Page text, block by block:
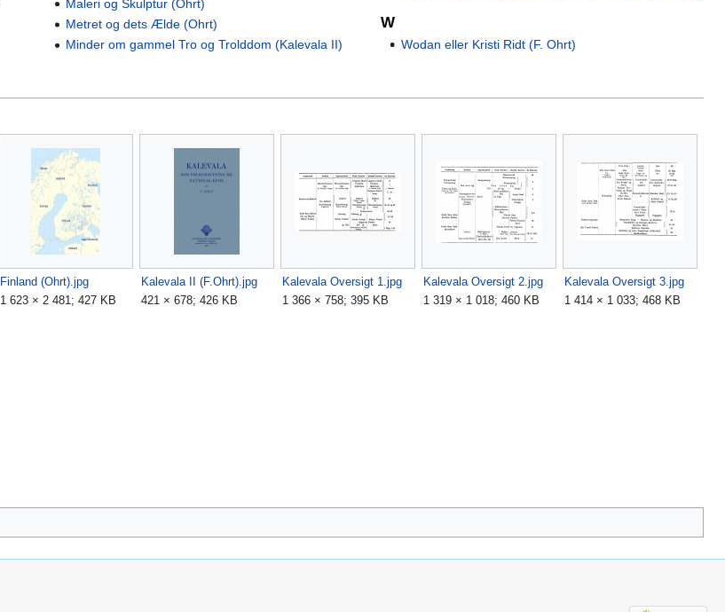
Maleri og Skulptur (Ohrt)
Metret og dets Ælde (Ohrt)
Minder om gammel Tro og Trolddom (Kalevala II)
W
Wodan eller Kristi Ridt (F. Ohrt)
Finland (Ohrt).jpg
1 623 × 2 481; 427 KB
Kalevala II (F.Ohrt).jpg
421 × 678; 426 KB
Kalevala Oversigt 1.jpg
1 366 × 758; 395 KB
Kalevala Oversigt 2.jpg
1 319 × 1 018; 460 KB
Kalevala Oversigt 3.jpg
1 414 × 1 033; 468 KB